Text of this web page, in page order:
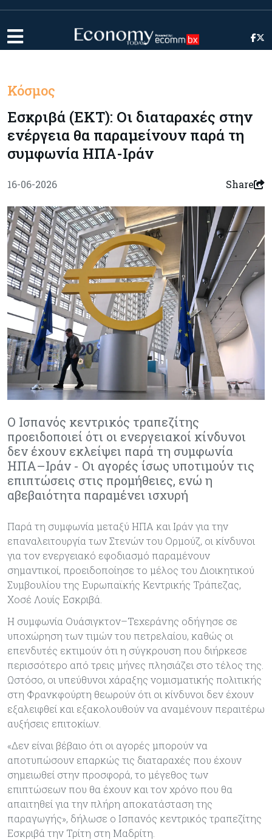
Κόσμος
Εσκριβά (ΕΚΤ): Οι διαταραχές στην
ενέργεια θα παραμείνουν παρά τη
συμφωνία ΗΠΑ-Ιράν
16-06-2026 Share
Ο Ισπανός κεντρικός τραπεζίτης
προειδοποιεί ότι οι ενεργειακοί κίνδυνοι
δεν έχουν εκλείψει παρά τη συμφωνία
ΗΠΑ–Ιράν - Οι αγορές ίσως υποτιμούν τις
επιπτώσεις στις προμήθειες, ενώ η
αβεβαιότητα παραμένει ισχυρή
Παρά τη συμφωνία μεταξύ ΗΠΑ και Ιράν για την
επαναλειτουργία των Στενών του Ορμούζ, οι κίνδυνοι
για τον ενεργειακό εφοδιασμό παραμένουν
σημαντικοί, προειδοποίησε το μέλος του Διοικητικού
Συμβουλίου της Ευρωπαϊκής Κεντρικής Τράπεζας,
Χοσέ Λουίς Εσκριβά.
Η συμφωνία Ουάσιγκτον–Τεχεράνης οδήγησε σε
υποχώρηση των τιμών του πετρελαίου, καθώς οι
επενδυτές εκτιμούν ότι η σύγκρουση που διήρκεσε
περισσότερο από τρεις μήνες πλησιάζει στο τέλος της.
Ωστόσο, οι υπεύθυνοι χάραξης νομισματικής πολιτικής
στη Φρανκφούρτη θεωρούν ότι οι κίνδυνοι δεν έχουν
εξαλειφθεί και εξακολουθούν να αναμένουν περαιτέρω
αυξήσεις επιτοκίων.
«Δεν είναι βέβαιο ότι οι αγορές μπορούν να
αποτυπώσουν επαρκώς τις διαταραχές που έχουν
σημειωθεί στην προσφορά, το μέγεθος των
επιπτώσεων που θα έχουν και τον χρόνο που θα
απαιτηθεί για την πλήρη αποκατάσταση της
παραγωγής», δήλωσε ο Ισπανός κεντρικός τραπεζίτης
Εσκριβά την Τρίτη στη Μαδρίτη.